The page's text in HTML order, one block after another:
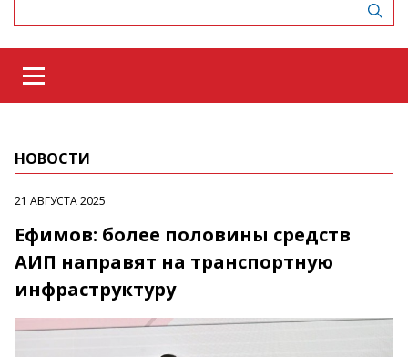
НОВОСТИ
21 АВГУСТА 2025
Ефимов: более половины средств
АИП направят на транспортную
инфраструктуру